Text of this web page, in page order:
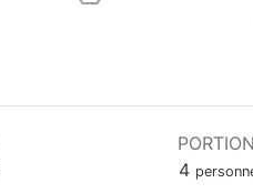
4